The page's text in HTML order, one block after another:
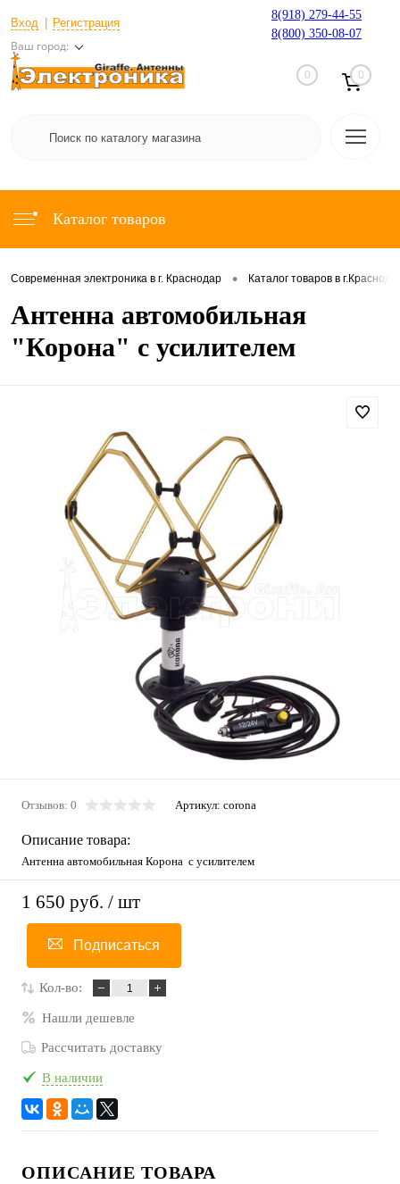
Вход Регистрация
Ваш город:
8(918) 279-44-55
8(800) 350-08-07
0 0
Каталог товаров
Современная электроника в г. Краснодар • Каталог товаров в
Антенна автомобильная
"Корона" с усилителем
Отзывов: 0 Артикул: corona
Описание товара:
Антенна автомобильная Корона с усилителем
1 650 руб. / шт
Подписаться
Кол-во:
Нашли дешевле
Рассчитать доставку
В наличии
ОПИСАНИЕ ТОВАРА